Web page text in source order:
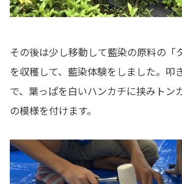
その後は少し移動して藍染の原料の「
を収穫して、藍染体験をしました。叩
で、葉っぱを白いハンカチに挟みトン
の模様を付けます。